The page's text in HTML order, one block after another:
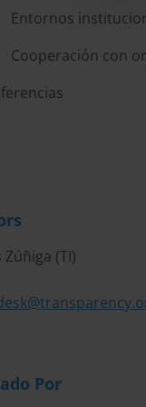
Entornos
Cooperación con
Zúñiga (TI)
Por